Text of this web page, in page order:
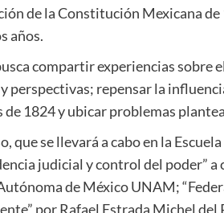
de la Constitución Mexicana
años.
compartir experiencias sobre
perspectivas; repensar la
de 1824 y ubicar problemas
que se llevará a cabo en la
judicial y control del poder”
de México UNAM;
por Rafael Estrada Michel del